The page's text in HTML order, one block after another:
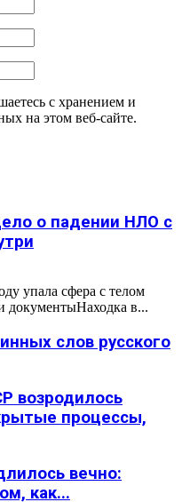
с хранением и
на этом веб-сайте.
о падении НЛО с
упала сфера с телом
документыНаходка в...
слов русского
возродилось
процессы,
вечно:
как...